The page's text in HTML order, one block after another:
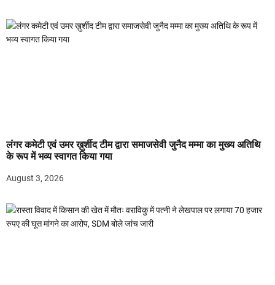
लंगर कमेटी एवं उमर ख़ुर्शीद टीम द्वारा समाजसेवी जुनैद मम्मा का मुख्य अतिथि
के रूप में भव्य स्वागत किया गया
August 3, 2026